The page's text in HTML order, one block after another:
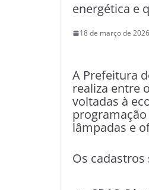
energética e
18 de março de 2026
A Prefeitura
realiza entre
voltadas à
lâmpadas e
Os cadastros